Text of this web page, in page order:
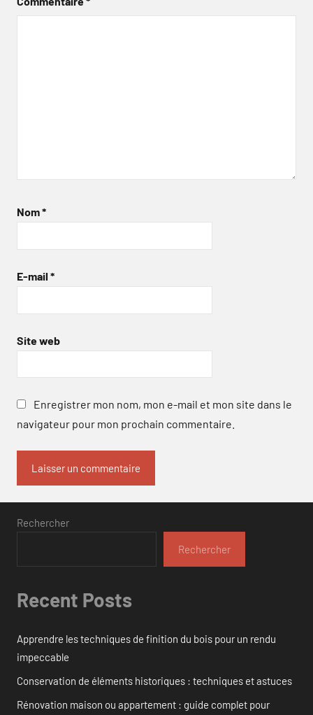
Nom*
E-mail *
Site web
Enregistrer mon nom, mon e-mail et mon site dans le
navigateur pour mon prochain commentaire.
Rechercher
Rechercher
Recent Posts
Apprendre les techniques de finition du bois pour un rendu
impeccable
Conservation de éléments historiques : techniques et astuces
Rénovation maison ou appartement : guide complet pour